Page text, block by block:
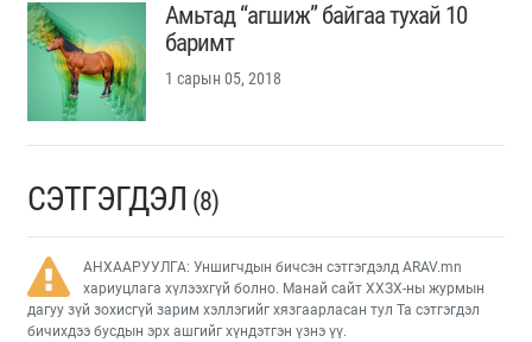
Амьтад “агшиж” байгаа тухай 10
баримт
1 сарын 05, 2018
СЭТГЭГДЭЛ (8)
АНХААРУУЛГА: Уншигчдын бичсэн сэтгэгдэлд ARAV.mn
хариуцлага хүлээхгүй болно. Манай сайт ХХЗХ-ны журмын
дагуу зүй зохисгүй зарим хэллэгийг хязгаарласан тул Та сэтгэгдэл
бичихдээ бусдын эрх ашгийг хүндэтгэн үзнэ үү.